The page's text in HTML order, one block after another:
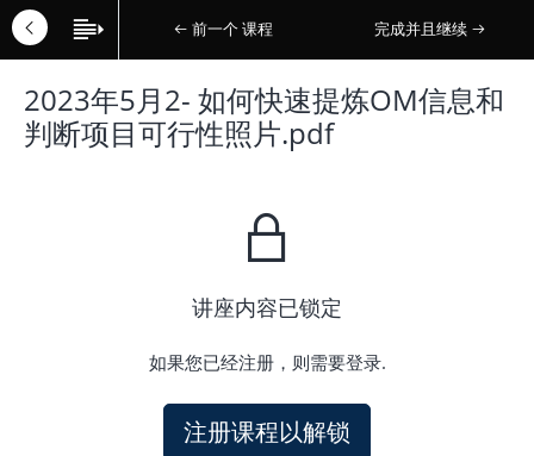
前一个 课程 完成并且继续
2023年5月2- 如何快速提炼OM信息和
判断项目可行性照片.pdf
讲座内容已锁定
如果您已经注册，则需要登录.
注册课程以解锁